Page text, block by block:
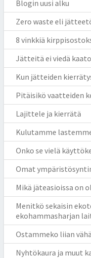
Blogin uusi alku
Zero waste eli
8 vinkkiä
Jätteitä ei viedä
Kun jätteiden
Pitäisikö vaatteiden
Lajittele ja kierrätä
Kulutamme
Onko se vielä
Omat
Mikä jäteasioissa on
Menitkö sekaisin
ekohammasharjan
Ostammeko liian
Nyhtökaura ja muut